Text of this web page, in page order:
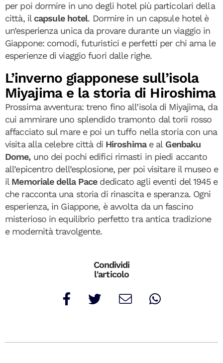
per poi dormire in uno degli hotel più particolari della
città, il capsule hotel. Dormire in un capsule hotel è
un’esperienza unica da provare durante un viaggio in
Giappone: comodi, futuristici e perfetti per chi ama le
esperienze di viaggio fuori dalle righe.
L’inverno giapponese sull’isola
Miyajima e la storia di Hiroshima
Prossima avventura: treno fino all’isola di Miyajima, da
cui ammirare uno splendido tramonto dal torii rosso
affacciato sul mare e poi un tuffo nella storia con una
visita alla celebre città di Hiroshima e al Genbaku
Dome, uno dei pochi edifici rimasti in piedi accanto
all’epicentro dell’esplosione, per poi visitare il museo e
il Memoriale della Pacededicato agli eventi del 1945 e
che racconta una storia di rinascita e speranza. Ogni
esperienza, in Giappone, è avvolta da un fascino
misterioso in equilibrio perfetto tra antica tradizione
e modernità travolgente.
Condividi
l'articolo